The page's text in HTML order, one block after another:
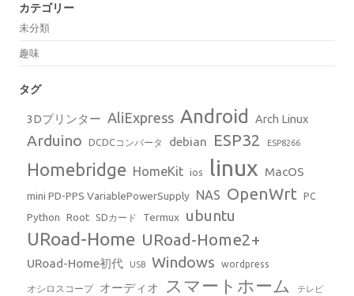
カテゴリー
未分類
趣味
タグ
3Dプリンター AliExpress Android Arch Linux
Arduino DCDCコンバータ debian ESP32 ESP8266
Homebridge HomeKit ios linux MacOS
mini PD-PPS VariablePowerSupply NAS OpenWrt PC
Python Root SDカード Termux ubuntu
URoad-Home URoad-Home2+
URoad-Home初代 USB Windows wordpress
オシロスコープ オーディオ スマートホーム テレビ